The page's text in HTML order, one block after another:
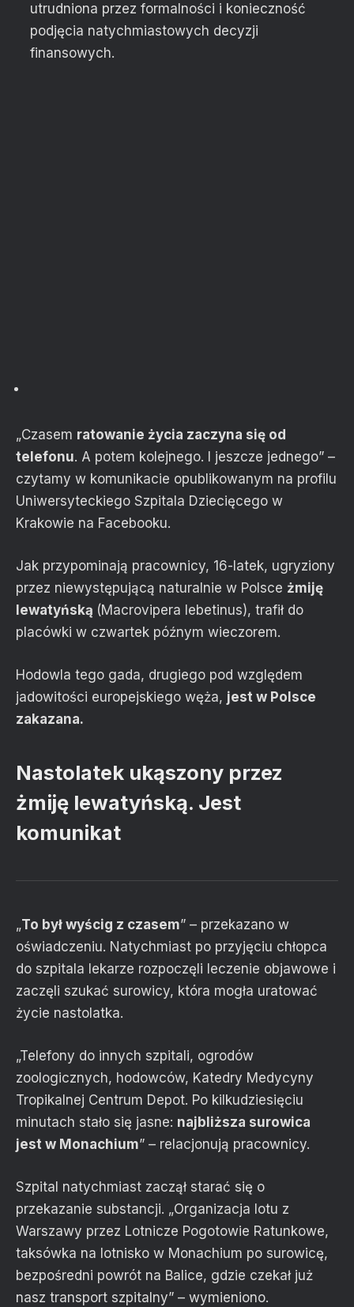
utrudniona przez formalności i konieczność
podjęcia natychmiastowych decyzji
finansowych.
„Czasem ratowanie życia zaczyna się od
telefonu. A potem kolejnego. I jeszcze jednego” –
czytamy w komunikacie opublikowanym na profilu
Uniwersyteckiego Szpitala Dziecięcego w
Krakowie na Facebooku.
Jak przypominają pracownicy, 16-latek, ugryziony
przez niewystępującą naturalnie w Polsce żmiję
lewatyńską (Macrovipera lebetinus), trafił do
placówki w czwartek późnym wieczorem.
Hodowla tego gada, drugiego pod względem
jadowitości europejskiego węża, jest w Polsce
zakazana.
Nastolatek ukąszony przez
żmiję lewatyńską. Jest
komunikat
„To był wyścig z czasem” – przekazano w
oświadczeniu. Natychmiast po przyjęciu chłopca
do szpitala lekarze rozpoczęli leczenie objawowe i
zaczęli szukać surowicy, która mogła uratować
życie nastolatka.
„Telefony do innych szpitali, ogrodów
zoologicznych, hodowców, Katedry Medycyny
Tropikalnej Centrum Depot. Po kilkudziesięciu
minutach stało się jasne: najbliższa surowica
jest w Monachium” – relacjonują pracownicy.
Szpital natychmiast zaczął starać się o
przekazanie substancji. „Organizacja lotu z
Warszawy przez Lotnicze Pogotowie Ratunkowe,
taksówka na lotnisko w Monachium po surowicę,
bezpośredni powrót na Balice, gdzie czekał już
nasz transport szpitalny” – wymieniono.